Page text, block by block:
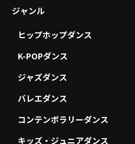
ジャンル
ヒップホップダンス
K-POPダンス
ジャズダンス
バレエダンス
コンテンポラリーダンス
キッズ・ジュニアダンス